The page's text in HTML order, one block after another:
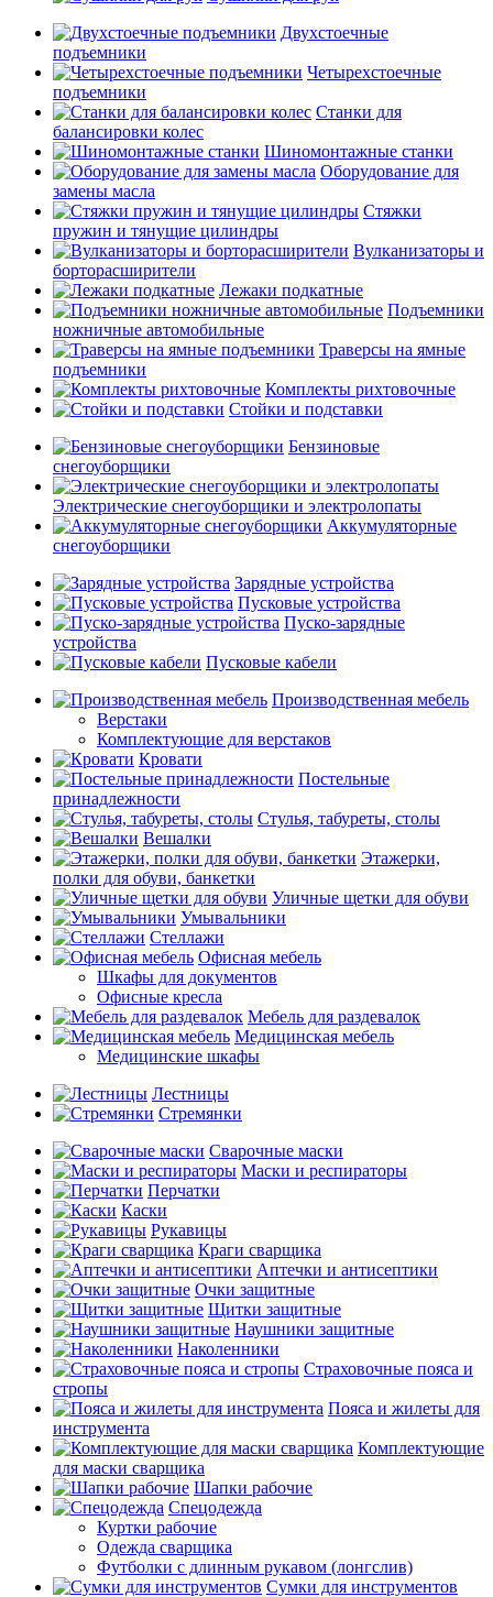
Двухстоечные
подъемники
Четырехстоечные
подъемники
Станки для
балансировки колес
Шиномонтажные станки
Оборудование для
замены масла
Стяжки
пружин и тянущие цилиндры
Вулканизаторы и
борторасширители
Лежаки подкатные
Подъемники
ножничные автомобильные
Траверсы на ямные
подъемники
Комплекты рихтовочные
Стойки и подставки
Бензиновые
снегоуборщики
Электрические снегоуборщики и электролопаты
Аккумуляторные
снегоуборщики
Зарядные устройства
Пусковые устройства
Пуско-зарядные
устройства
Пусковые кабели
Производственная мебель
Верстаки
Комплектующие для верстаков
Кровати
Постельные
принадлежности
Стулья, табуреты, столы
Вешалки
Этажерки,
полки для обуви, банкетки
Уличные щетки для обуви
Умывальники
Стеллажи
Офисная мебель
Шкафы для документов
Офисные кресла
Мебель для раздевалок
Медицинская мебель
Медицинские шкафы
Лестницы
Стремянки
Сварочные маски
Маски и респираторы
Перчатки
Каски
Рукавицы
Краги сварщика
Аптечки и антисептики
Очки защитные
Щитки защитные
Наушники защитные
Наколенники
Страховочные пояса и
стропы
Пояса и жилеты для
инструмента
Комплектующие
для маски сварщика
Шапки рабочие
Спецодежда
Куртки рабочие
Одежда сварщика
Футболки с длинным рукавом (лонгслив)
Сумки для инструментов